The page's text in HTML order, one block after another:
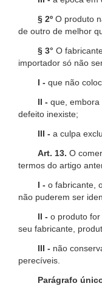
§ 2º O produto
de outro de melhor
§ 3° O
importador só não
I - que não
II - que, embora
defeito inexiste;
III - a culpa
Art. 13. O
termos do artigo
I - o fabricante,
não puderem ser
II - o produto
seu fabricante,
III - não
perecíveis.
Parágrafo